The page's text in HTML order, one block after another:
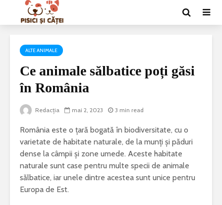
ALTE ANIMALE
Ce animale sălbatice poți găsi
în România
Redacția mai 2, 2023 3 min read
România este o țară bogată în biodiversitate, cu o
varietate de habitate naturale, de la munți și păduri
dense la câmpii și zone umede. Aceste habitate
naturale sunt case pentru multe specii de animale
sălbatice, iar unele dintre acestea sunt unice pentru
Europa de Est.